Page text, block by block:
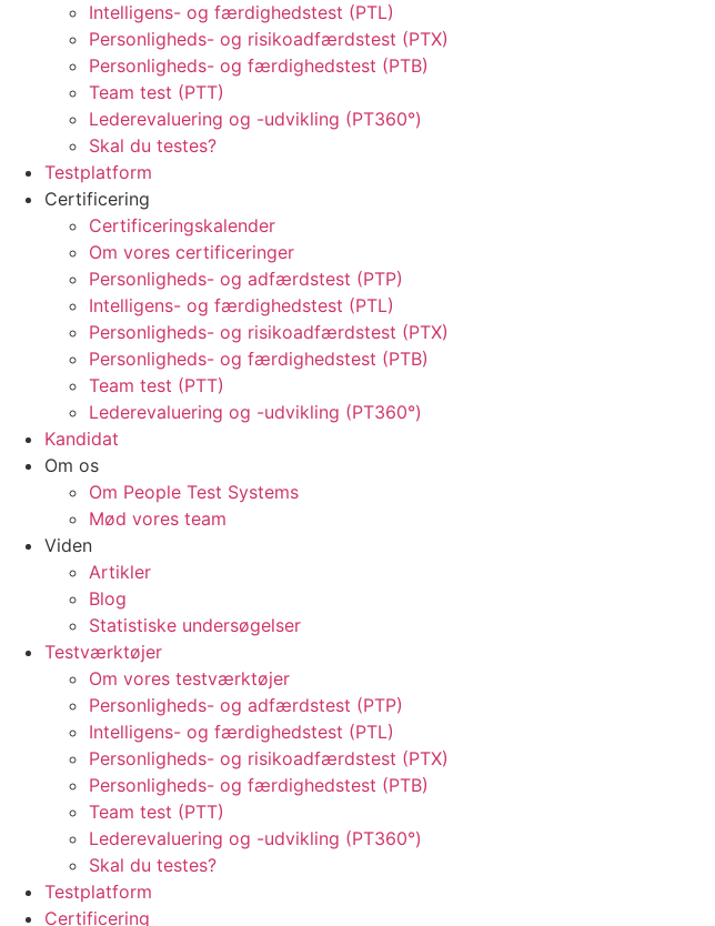
Intelligens- og færdighedstest (PTL)
Personligheds- og risikoadfærdstest (PTX)
Personligheds- og færdighedstest (PTB)
Team test (PTT)
Lederevaluering og -udvikling (PT360°)
Skal du testes?
Testplatform
Certificering
Certificeringskalender
Om vores certificeringer
Personligheds- og adfærdstest (PTP)
Intelligens- og færdighedstest (PTL)
Personligheds- og risikoadfærdstest (PTX)
Personligheds- og færdighedstest (PTB)
Team test (PTT)
Lederevaluering og -udvikling (PT360°)
Kandidat
Om os
Om People Test Systems
Mød vores team
Viden
Artikler
Blog
Statistiske undersøgelser
Testværktøjer
Om vores testværktøjer
Personligheds- og adfærdstest (PTP)
Intelligens- og færdighedstest (PTL)
Personligheds- og risikoadfærdstest (PTX)
Personligheds- og færdighedstest (PTB)
Team test (PTT)
Lederevaluering og -udvikling (PT360°)
Skal du testes?
Testplatform
Certificering